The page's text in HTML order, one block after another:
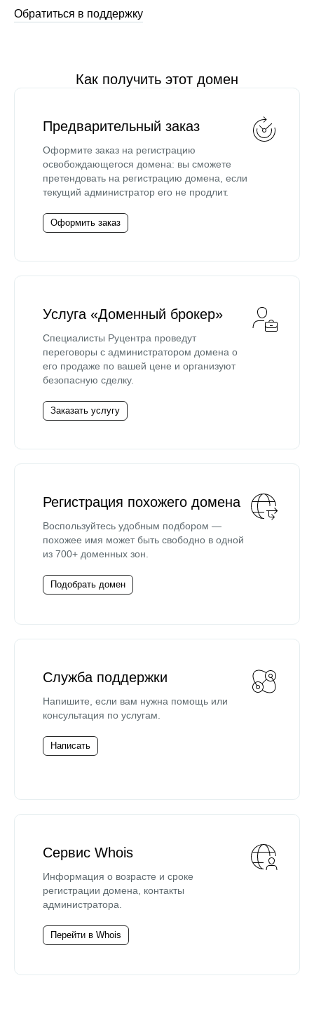
Обратиться в поддержку
Как получить этот домен
Предварительный заказ
Оформите заказ на регистрацию
освобождающегося домена: вы сможете
претендовать на регистрацию домена, если
текущий администратор его не продлит.
Оформить заказ
Услуга «Доменный брокер»
Специалисты Руцентра проведут
переговоры с администратором домена о
его продаже по вашей цене и организуют
безопасную сделку.
Заказать услугу
Регистрация похожего домена
Воспользуйтесь удобным подбором —
похожее имя может быть свободно в одной
из 700+ доменных зон.
Подобрать домен
Служба поддержки
Напишите, если вам нужна помощь или
консультация по услугам.
Написать
Сервис Whois
Информация о возрасте и сроке
регистрации домена, контакты
администратора.
Перейти в Whois